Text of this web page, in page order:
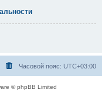
Часовой пояс: UTC+03:00
© phpBB Limited